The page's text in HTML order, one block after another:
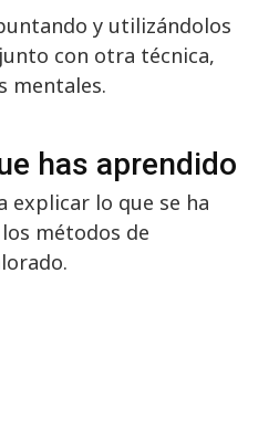
y utilizándolos
con otra técnica,
mentales.
has aprendido
explicar lo que se ha
métodos de